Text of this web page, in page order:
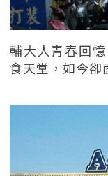
輔大人青春回
食天堂，如今卻